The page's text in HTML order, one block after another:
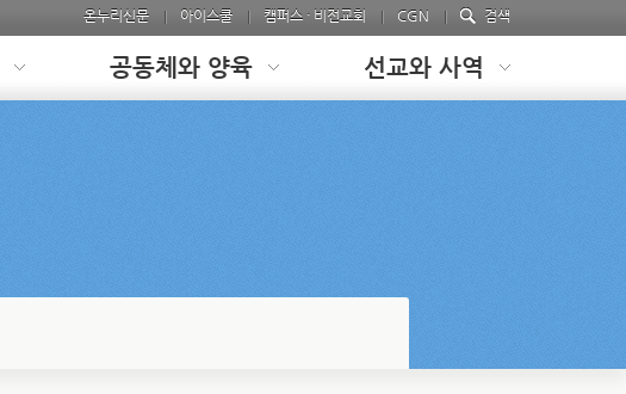
온누리신문 아이스쿨 캠퍼스 · 비전교회 CGN 검색
공동체와 양육 선교와 사역